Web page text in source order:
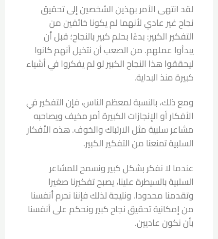
لقد انتهى الأمر بهذين الشخصين إلى تحقيق
نجاح غير عادي لأنهما لم يكونا خائفين من
التفكير الكبير: بدءًا بحلم كبير بالنجاح؛ قبل أن
يبدأوا عملهم. من الصعب أن نتخيل أنهم كانوا
ليحققوا هذا النجاح الكبير لو لم يفكروا في أشياء
كبيرة منذ البداية.
ومع ذلك، بالنسبة لمعظم الناس، فإن التفكير في
الأفكار أو الإنجازات الكبيرة أمر مخيف ويصاحبه
مشاعر سلبية مثل الارتباك والخوف. هذه الأفكار
السلبية تمنعنا من التفكير الكبير.
عندما لا نفكر بشكل كبير ونسمح للمشاعر
السلبية بالسيطرة علينا، يصبح تفكيرنا صغيرا
وتقدمنا ​​محدودا. ونتيجة لذلك فإننا نحرم أنفسنا
من إمكانية تحقيق نجاح كبير ونحكم على أنفسنا
بأن نكون عاديين.